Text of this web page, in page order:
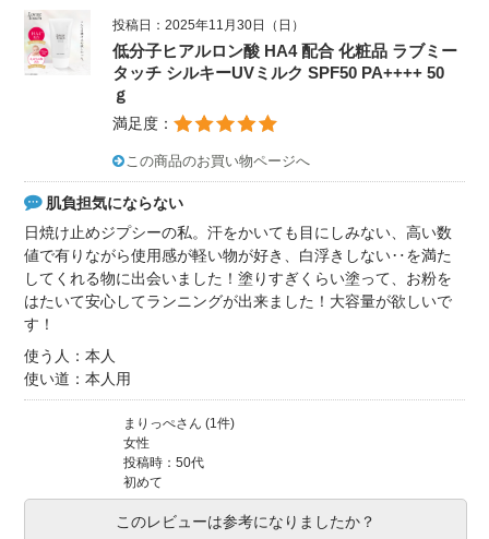
投稿日：2025年11月30日（日）
低分子ヒアルロン酸 HA4 配合 化粧品 ラブミー
タッチ シルキーUVミルク SPF50 PA++++ 50
ｇ
満足度：
この商品のお買い物ページへ
肌負担気にならない
日焼け止めジプシーの私。汗をかいても目にしみない、高い数
値で有りながら使用感が軽い物が好き、白浮きしない‥を満た
してくれる物に出会いました！塗りすぎくらい塗って、お粉を
はたいて安心してランニングが出来ました！大容量が欲しいで
す！
使う人：本人
使い道：本人用
まりっぺさん (1件)
女性
投稿時：50代
初めて
このレビューは参考になりましたか？